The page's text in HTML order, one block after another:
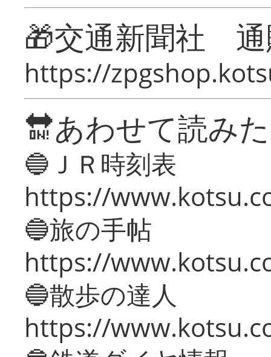
🎁交通新聞社
https://
🔛あわせて読み
🔵ＪＲ時刻表
https://
🔵旅の手帖
https://
🔵散歩の達人
https://